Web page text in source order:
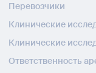
Перевозчики
Клинические
Клинические
Ответственность